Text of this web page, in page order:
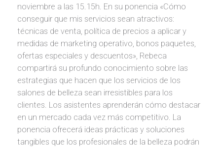
noviembre a las 15.15h. En su ponencia «Cómo
conseguir que mis servicios sean atractivos:
técnicas de venta, política de precios a aplicar y
medidas de marketing operativo, bonos paquetes,
ofertas especiales y descuentos», Rebeca
compartirá su profundo conocimiento sobre las
estrategias que hacen que los servicios de los
salones de belleza sean irresistibles para los
clientes. Los asistentes aprenderán cómo destacar
en un mercado cada vez más competitivo. La
ponencia ofrecerá ideas prácticas y soluciones
tangibles que los profesionales de la belleza podrán